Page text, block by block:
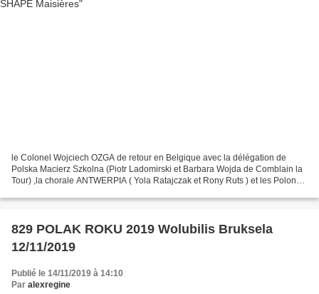
le Colonel Wojciech OZGA de retour en Belgique avec la délégation de
Polska Macierz Szkolna (Piotr Ladomirski et Barbara Wojda de Comblain la
Tour) ,la chorale ANTWERPIA ( Yola Ratajczak et Rony Ruts ) et les Polonais
829 POLAK ROKU 2019 Wolubilis Bruksela
12/11/2019
Publié le 14/11/2019 à 14:10
Par alexregine